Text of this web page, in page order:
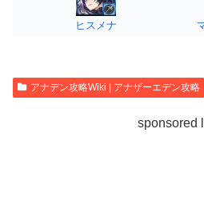
ヒスメナ
アナデン攻略Wiki | アナザーエデン攻略
sponsored